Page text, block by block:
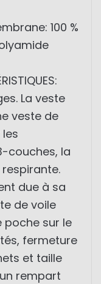
100 %
La veste
veste de
couches, la
due à sa
de voile
sur le
fermeture
et taille
rempart